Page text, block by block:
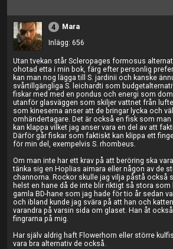
4
Mara
Inlägg: 656
Utan tvekan står Scleropages formosus
ohotad etta i min bok, färg efter personlig
kan man nog lägga till S. jardinii och kanske
svårtillgängliga S. leichardti som
fiskar med med en pondus och energi som
utanför glasväggen som skiljer vattnet från
som kineserna anser att de bringar lycka och
omhändertagare. Det är också en fisk som
kan klappa vilket jag anser vara en del av att
Därför går fiskar som faktiskt kan klippa ett
för min del, exempelvis S. rhombeus.
Om man inte har ett krav på att beröring ska
tänka sig en Hoplias aimara eller någon av de
channorna. Rockor skulle jag vilja påstå också
helst en hane då de inte blir riktigt så stora
gamla BD-hane som jag hade för tio år sedan
och ibland kunde jag svära på att han och
varandra på varsin sida om glaset. Han åt
fingrarna på mig.
Har själv aldrig haft Flowerhorn eller större
vara bra alternativ de också.